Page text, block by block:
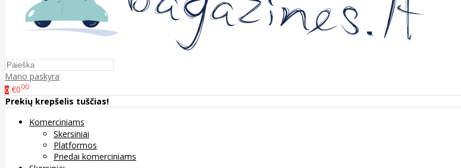
Mano paskyra
0 €000
Prekių krepšelis tuščias!
Komerciniams
Skersiniai
Platformos
Priedai komerciniams